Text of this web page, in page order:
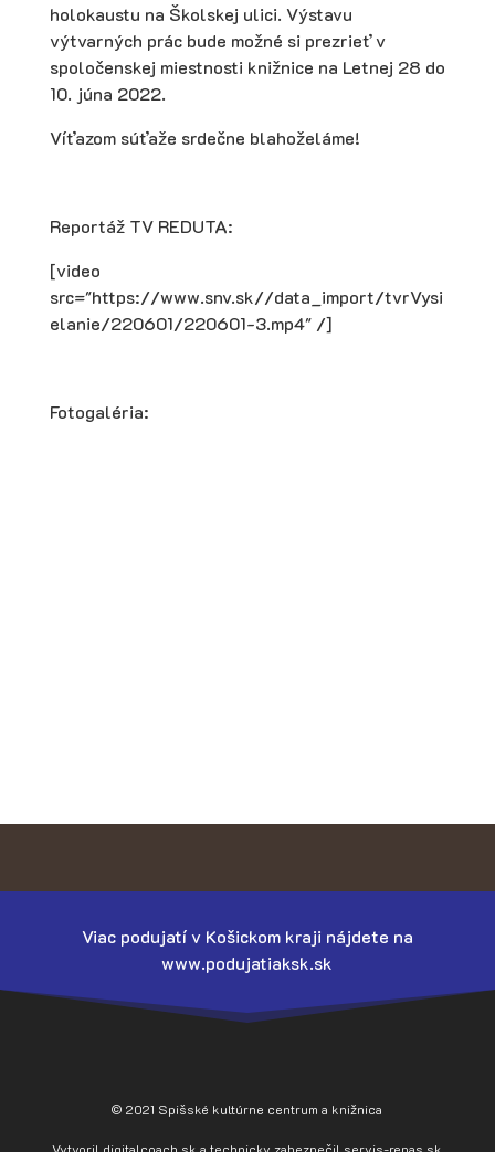
holokaustu na Školskej ulici. Výstavu
výtvarných prác bude možné si prezrieť v
spoločenskej miestnosti knižnice na Letnej 28 do
10. júna 2022.
Víťazom súťaže srdečne blahoželáme!
Reportáž TV REDUTA:
[video
src="https://www.snv.sk//data_import/tvrVysi
elanie/220601/220601-3.mp4" /]
Fotogaléria:
Viac podujatí v Košickom kraji nájdete na
www.podujatiaksk.sk
© 2021 Spišské kultúrne centrum a knižnica
Vytvoril digitalcoach.sk a technicky zabezpečil servis-repas.sk